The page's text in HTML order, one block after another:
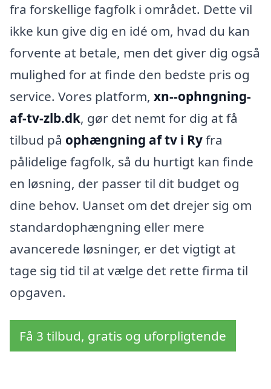
fra forskellige fagfolk i området. Dette vil
ikke kun give dig en idé om, hvad du kan
forvente at betale, men det giver dig også
mulighed for at finde den bedste pris og
service. Vores platform, xn--ophngning-
af-tv-zlb.dk, gør det nemt for dig at få
tilbud på ophængning af tv i Ryfra
pålidelige fagfolk, så du hurtigt kan finde
en løsning, der passer til dit budget og
dine behov. Uanset om det drejer sig om
standardophængning eller mere
avancerede løsninger, er det vigtigt at
tage sig tid til at vælge det rette firma til
opgaven.
Få 3 tilbud, gratis og uforpligtende